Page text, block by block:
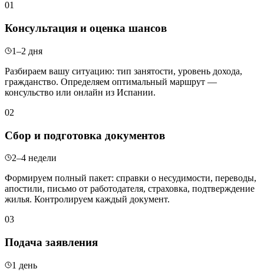
01
Консультация и оценка шансов
1–2 дня
Разбираем вашу ситуацию: тип занятости, уровень дохода,
гражданство. Определяем оптимальный маршрут —
консульство или онлайн из Испании.
02
Сбор и подготовка документов
2–4 недели
Формируем полный пакет: справки о несудимости, переводы,
апостили, письмо от работодателя, страховка, подтверждение
жилья. Контролируем каждый документ.
03
Подача заявления
1 день